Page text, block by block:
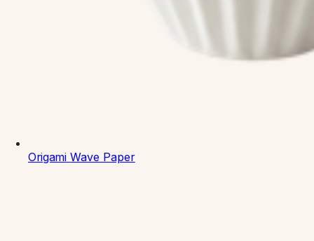
Origami Wave Paper